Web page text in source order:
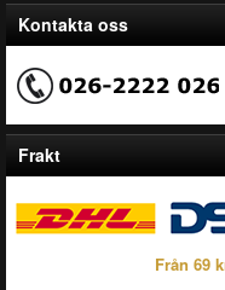
Kontakta oss
Frakt
Från 69